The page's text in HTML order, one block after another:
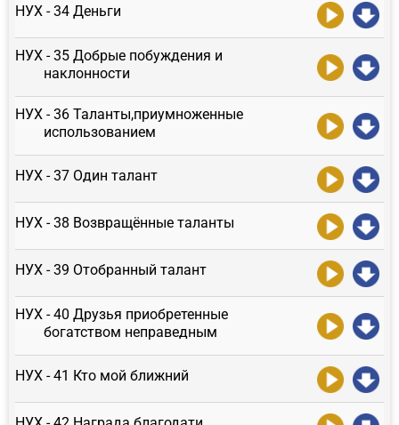
НУХ - 34 Деньги
НУХ - 35 Добрые побуждения и
наклонности
НУХ - 36 Таланты,приумноженные
использованием
НУХ - 37 Один талант
НУХ - 38 Возвращённые таланты
НУХ - 39 Отобранный талант
НУХ - 40 Друзья приобретенные
богатством неправедным
НУХ - 41 Кто мой ближний